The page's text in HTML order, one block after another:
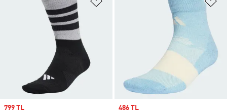
Sale price
799 TL Sale price
486 TL